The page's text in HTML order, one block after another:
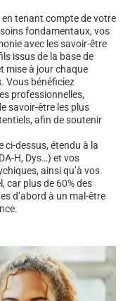
tenant compte de votre
fondamentaux, vos
avec les savoir-être
issus de la base de
mise à jour chaque
Vous bénéficiez
professionnelles,
savoir-être les plus
afin de soutenir
ci-dessus, étendu à la
H, Dys…) et vos
ainsi qu’à vos
car plus de 60% des
d’abord à un mal-être